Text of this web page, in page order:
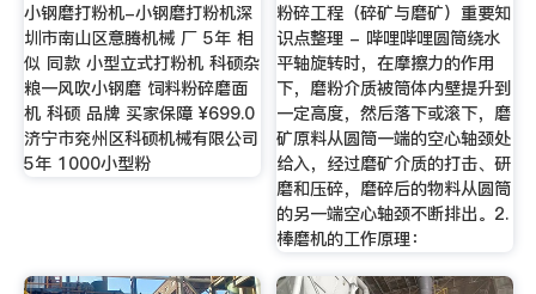
小钢磨打粉机-小钢磨打粉机深
圳市南山区意腾机械 厂 5年 相
似 同款 小型立式打粉机 科硕杂
粮一风吹小钢磨 饲料粉碎磨面
机 科硕 品牌 买家保障 ¥699.0
济宁市兖州区科硕机械有限公司
5年 1000小型粉
粉碎工程（碎矿与磨矿）重要知
识点整理 - 哔哩哔哩圆筒绕水
平轴旋转时，在摩擦力的作用
下，磨粉介质被筒体内壁提升到
一定高度，然后落下或滚下，磨
矿原料从圆筒一端的空心轴颈处
给入，经过磨矿介质的打击、研
磨和压碎，磨碎后的物料从圆筒
的另一端空心轴颈不断排出。2.
棒磨机的工作原理：